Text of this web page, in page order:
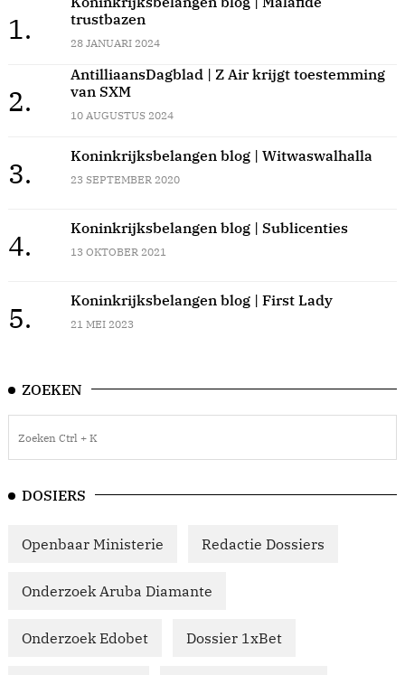
1.
trustbazen
28 JANUARI 2024
2.
AntilliaansDagblad | Z Air krijgt toestemming
van SXM
10 AUGUSTUS 2024
3.
Koninkrijksbelangen blog | Witwaswalhalla
23 SEPTEMBER 2020
4.
Koninkrijksbelangen blog | Sublicenties
13 OKTOBER 2021
5.
Koninkrijksbelangen blog | First Lady
21 MEI 2023
ZOEKEN
DOSIERS
Openbaar Ministerie Redactie Dossiers
Onderzoek Aruba Diamante
Onderzoek Edobet Dossier 1xBet